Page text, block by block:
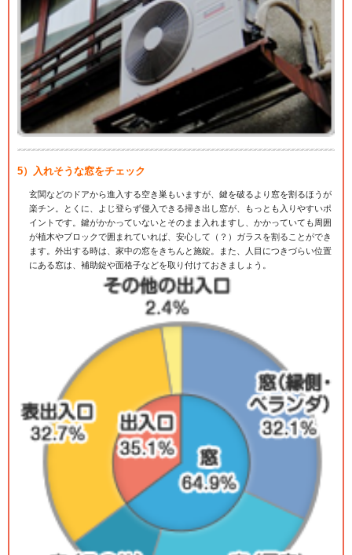
5）入れそうな窓をチェック
玄関などのドアから進入する空き巣もいますが、鍵を破るより窓を割るほうが
楽チン。とくに、よじ登らず侵入できる掃き出し窓が、もっとも入りやすいポ
イントです。鍵がかかっていないとそのまま入れますし、かかっていても周囲
が植木やブロックで囲まれていれば、安心して（？）ガラスを割ることができ
ます。外出する時は、家中の窓をきちんと施錠。また、人目につきづらい位置
にある窓は、補助錠や面格子などを取り付けておきましょう。